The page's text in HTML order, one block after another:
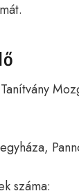
száma: